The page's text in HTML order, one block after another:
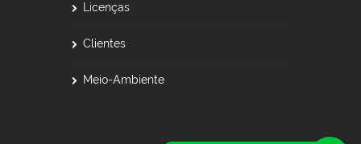
Licenças
Clientes
Meio-Ambiente